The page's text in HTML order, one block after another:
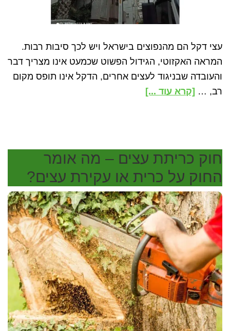
עצי דקל הם מהנפוצים בישראל ויש לכך סיבות רבות.
המראה האקזוטי, הגידול הפשוט שכמעט אינו מצריך דבר
והעובדה שבניגוד לעצים אחרים, הדקל אינו תופס מקום
רב, … [קרא עוד ...]about
ואיך
להתמודד
איתן
חוק כריתת עצים – מה אומר
החוק על כרית או עקירת עצים?